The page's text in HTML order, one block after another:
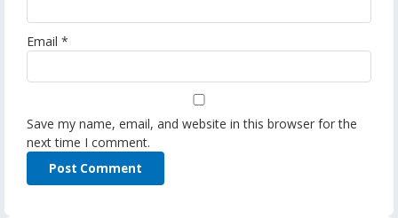
Email *
Save my name, email, and website in this browser for the
next time I comment.